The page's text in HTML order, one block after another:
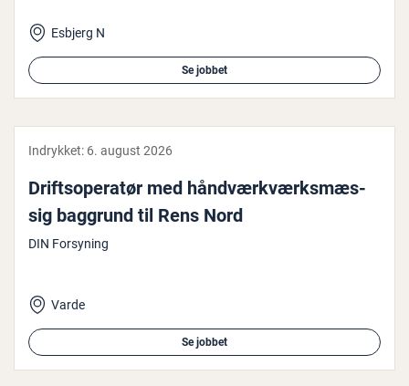
Esbjerg N
Se jobbet
Indrykket: 6. august 2026
Drifts­o­pe­ra­tør med hånd­værk­værks­mæs­
sig baggrund til Rens Nord
DIN Forsyning
Varde
Se jobbet